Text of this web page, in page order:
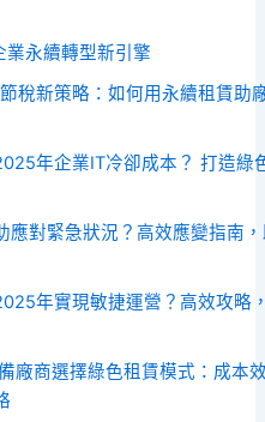
永續轉型新引擎
稅新策略：如何用永續租賃助
年企業IT冷卻成本？ 打造綠
應對緊急狀況？高效應變指南
年實現敏捷運營？高效攻略
廠商選擇綠色租賃模式：成本